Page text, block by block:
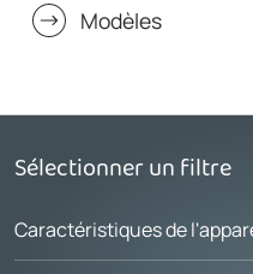
Modèles
Sélectionner un filtre
Caractéristiques de